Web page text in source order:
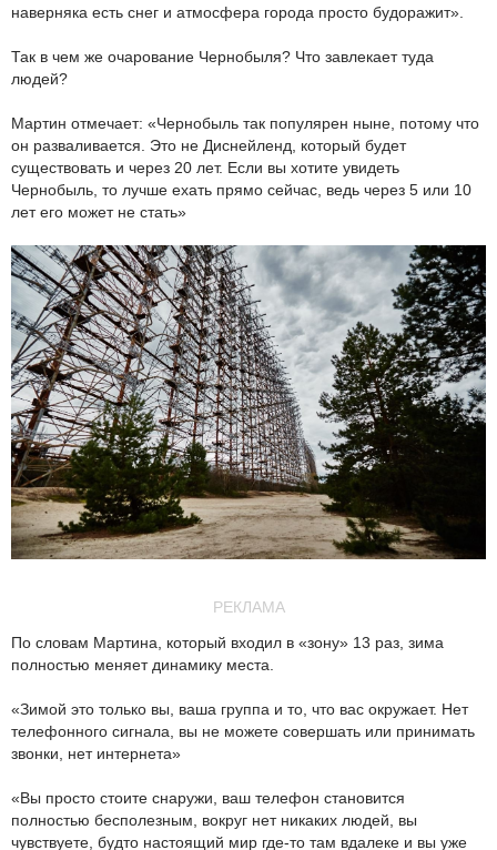
наверняка есть снег и атмосфера города просто будоражит».
Так в чем же очарование Чернобыля? Что завлекает туда
людей?
Мартин отмечает: «Чернобыль так популярен ныне, потому что
он разваливается. Это не Диснейленд, который будет
существовать и через 20 лет. Если вы хотите увидеть
Чернобыль, то лучше ехать прямо сейчас, ведь через 5 или 10
лет его может не стать»
РЕКЛАМА
По словам Мартина, который входил в «зону» 13 раз, зима
полностью меняет динамику места.
«Зимой это только вы, ваша группа и то, что вас окружает. Нет
телефонного сигнала, вы не можете совершать или принимать
звонки, нет интернета»
«Вы просто стоите снаружи, ваш телефон становится
полностью бесполезным, вокруг нет никаких людей, вы
чувствуете, будто настоящий мир где-то там вдалеке и вы уже